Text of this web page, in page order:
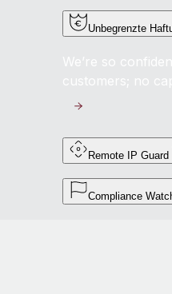
Unbegrenzte
We’re so
customers; no
Remote IP Guard
Compliance